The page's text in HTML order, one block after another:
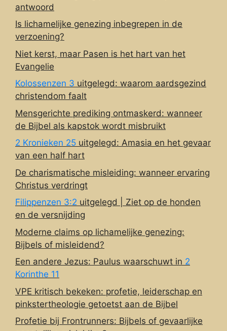
antwoord
Is lichamelijke genezing inbegrepen in de
verzoening?
Niet kerst, maar Pasen is het hart van het
Evangelie
Kolossenzen 3 uitgelegd: waarom aardsgezind
christendom faalt
Mensgerichte prediking ontmaskerd: wanneer
de Bijbel als kapstok wordt misbruikt
2 Kronieken 25 uitgelegd: Amasia en het gevaar
van een half hart
De charismatische misleiding: wanneer ervaring
Christus verdringt
Filippenzen 3:2 uitgelegd | Ziet op de honden
en de versnijding
Moderne claims op lichamelijke genezing:
Bijbels of misleidend?
Een andere Jezus: Paulus waarschuwt in 2
Korinthe 11
VPE kritisch bekeken: profetie, leiderschap en
pinkstertheologie getoetst aan de Bijbel
Profetie bij Frontrunners: Bijbels of gevaarlijke